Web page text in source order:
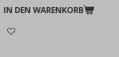
IN DEN WARENKORB